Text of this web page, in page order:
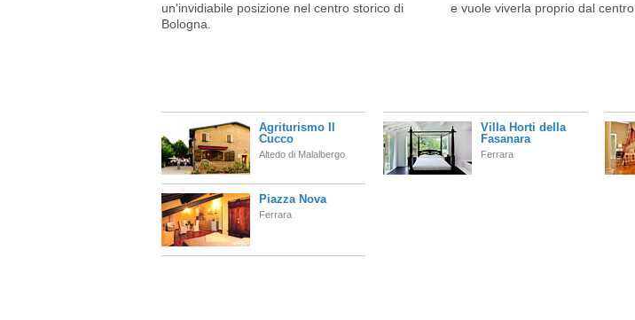
un'invidiabile posizione nel centro storico di
Bologna.
e vuole viverla proprio dal centro.
Agriturismo Il
Cucco
Altedo di Malalbergo
Villa Horti della
Fasanara
Ferrara
Piazza Nova
Ferrara